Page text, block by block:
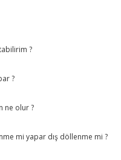
?
?
ne olur ?
mi yapar dış döllenme mi ?